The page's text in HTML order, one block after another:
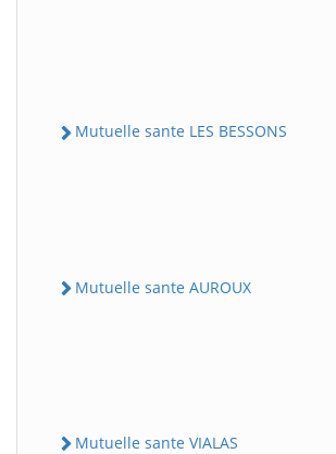
Mutuelle sante LES BESSONS
Mutuelle sante AUROUX
Mutuelle sante VIALAS